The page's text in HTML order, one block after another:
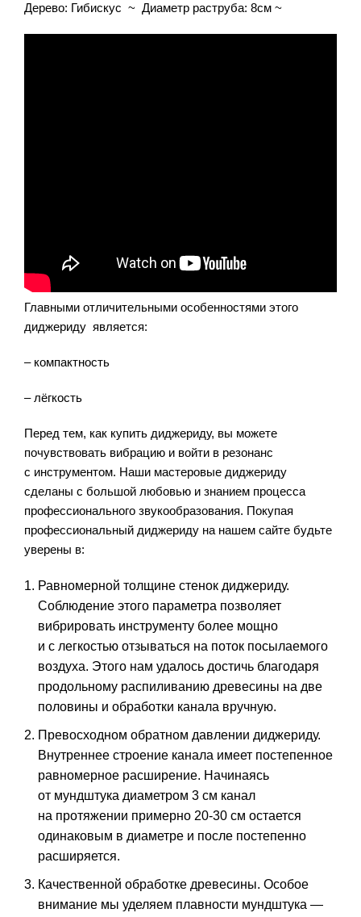
Дерево: Гибискус ~ Диаметр раструба: 8cм ~
Главными отличительными особенностями этого
диджериду является:
– компактность
– лёгкость
Перед тем, как купить диджериду, вы можете
почувствовать вибрацию и войти в резонанс
с инструментом. Наши мастеровые диджериду
сделаны с большой любовью и знанием процесса
профессионального звукообразования. Покупая
профессиональный диджериду на нашем сайте будьте
уверены в:
Равномерной толщине стенок диджериду.
Соблюдение этого параметра позволяет
вибрировать инструменту более мощно
и с легкостью отзываться на поток посылаемого
воздуха. Этого нам удалось достичь благодаря
продольному распиливанию древесины на две
половины и обработки канала вручную.
Превосходном обратном давлении диджериду.
Внутреннее строение канала имеет постепенное
равномерное расширение. Начинаясь
от мундштука диаметром 3 см канал
на протяжении примерно 20-30 см остается
одинаковым в диаметре и после постепенно
расширяется.
Качественной обработке древесины. Особое
внимание мы уделяем плавности мундштука —